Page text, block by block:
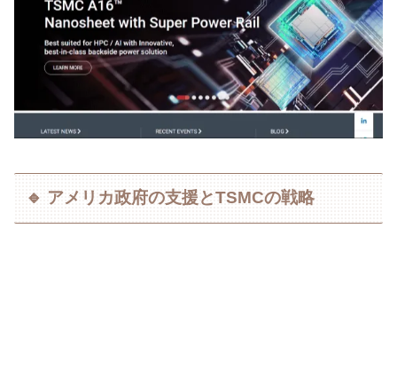
🔹 アメリカ政府の支援とTSMCの戦略